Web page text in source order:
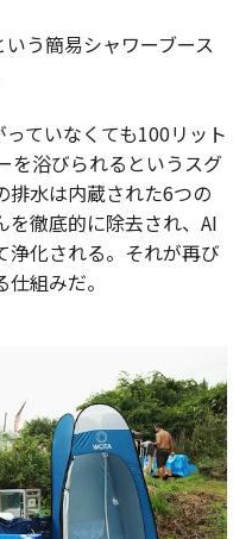
う簡易シャワーブース
ていなくても100リット
を浴びられるというスグ
排水は内蔵された6つの
を徹底的に除去され、AI
浄化される。それが再び
組みだ。